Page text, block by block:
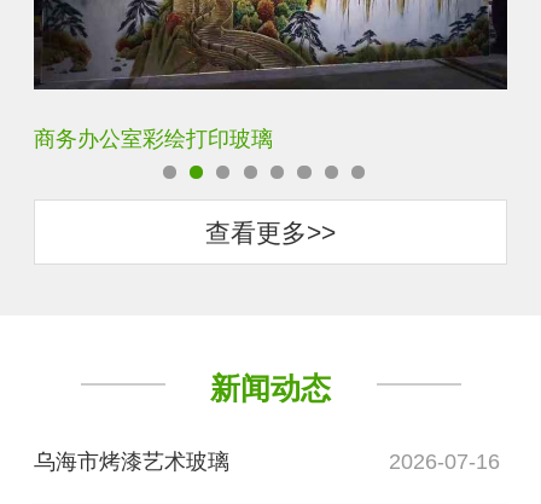
定制透明静电UV打印加工
查看更多>>
新闻动态
乌海市烤漆艺术玻璃 2026-07-16